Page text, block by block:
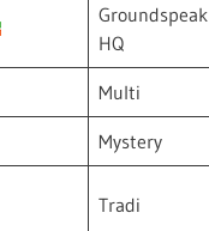
Groundspeak
HQ
Multi
Mystery
Tradi